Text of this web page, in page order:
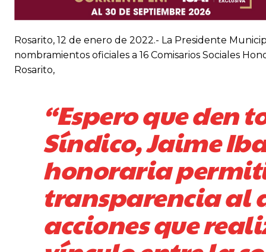
Rosarito, 12 de enero de 2022.- La Presidente
nombramientos oficiales a 16 Comisarios Sociales
Rosarito,
“Espero que den
Síndico, Jaime
honoraria
transparencia al
acciones que